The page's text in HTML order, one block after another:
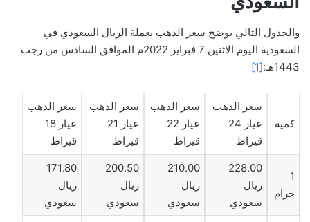
والجدول التالي يوضح سعر الذهب بعملة الريال السعودي في
السعودية اليوم الاثنين 7 فبراير 2022م الموافق السادس من رجب
1443هـ:
[1]
كمية
سعر الذهب
عيار 24
قيراط
سعر الذهب
عيار 22
قيراط
سعر الذهب
عيار 21
قيراط
سعر الذهب
عيار 18
قيراط
1
جرام
228.00
ريال
سعودي
210.00
ريال
سعودي
200.50
ريال
سعودي
171.80
ريال
سعودي